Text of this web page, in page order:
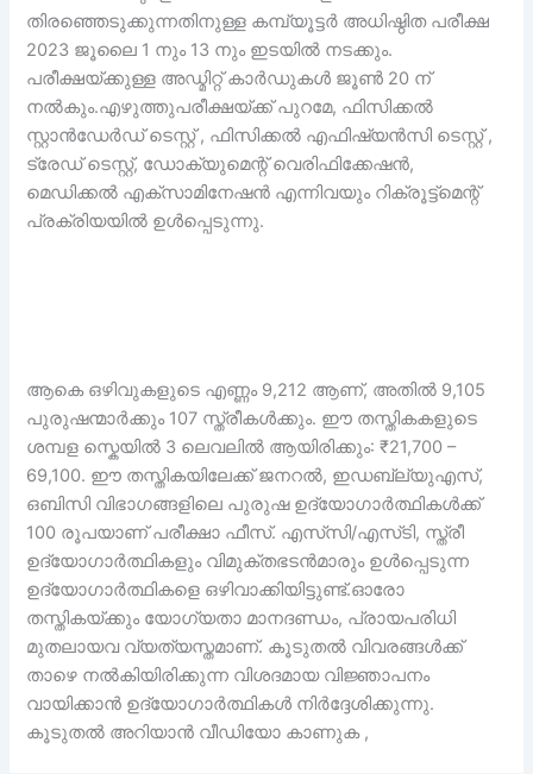
തിരഞ്ഞെടുക്കുന്നതിനുള്ള കമ്പ്യൂട്ടർ അധിഷ്ഠിത പരീക്ഷ
2023 ജൂലൈ 1 നും 13 നും ഇടയിൽ നടക്കും.
പരീക്ഷയ്ക്കുള്ള അഡ്മിറ്റ് കാർഡുകൾ ജൂൺ 20 ന്
നൽകും.എഴുത്തുപരീക്ഷയ്ക്ക് പുറമേ, ഫിസിക്കൽ
സ്റ്റാൻഡേർഡ് ടെസ്റ്റ് , ഫിസിക്കൽ എഫിഷ്യൻസി ടെസ്റ്റ് ,
ട്രേഡ് ടെസ്റ്റ്, ഡോക്യുമെന്റ് വെരിഫിക്കേഷൻ,
മെഡിക്കൽ എക്സാമിനേഷൻ എന്നിവയും റിക്രൂട്ട്മെന്റ്
പ്രക്രിയയിൽ ഉൾപ്പെടുന്നു.
ആകെ ഒഴിവുകളുടെ എണ്ണം 9,212 ആണ്, അതിൽ 9,105
പുരുഷന്മാർക്കും 107 സ്ത്രീകൾക്കും. ഈ തസ്തികകളുടെ
ശമ്പള സ്കെയിൽ 3 ലെവലിൽ ആയിരിക്കും: ₹21,700 –
69,100. ഈ തസ്തികയിലേക്ക് ജനറൽ, ഇഡബ്ല്യുഎസ്,
ഒബിസി വിഭാഗങ്ങളിലെ പുരുഷ ഉദ്യോഗാർത്ഥികൾക്ക്
100 രൂപയാണ് പരീക്ഷാ ഫീസ്. എസ്‌സി/എസ്‌ടി, സ്ത്രീ
ഉദ്യോഗാർത്ഥികളും വിമുക്തഭടൻമാരും ഉൾപ്പെടുന്ന
ഉദ്യോഗാർത്ഥികളെ ഒഴിവാക്കിയിട്ടുണ്ട്.ഓരോ
തസ്തികയ്ക്കും യോഗ്യതാ മാനദണ്ഡം, പ്രായപരിധി
മുതലായവ വ്യത്യസ്തമാണ്. കൂടുതൽ വിവരങ്ങൾക്ക്
താഴെ നൽകിയിരിക്കുന്ന വിശദമായ വിജ്ഞാപനം
വായിക്കാൻ ഉദ്യോഗാർത്ഥികൾ നിർദ്ദേശിക്കുന്നു.
കൂടുതൽ അറിയാൻ വീഡിയോ കാണുക ,